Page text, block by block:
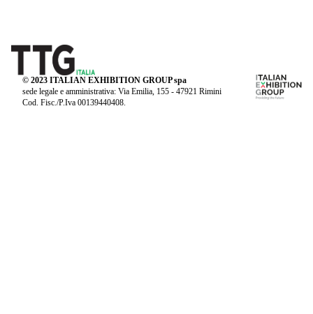
© 2023 ITALIAN EXHIBITION GROUP spa
sede legale e amministrativa: Via Emilia, 155 - 47921 Rimini
Cod. Fisc./P.Iva 00139440408.